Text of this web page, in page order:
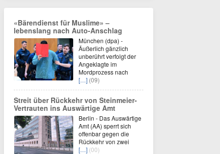
«Bärendienst für Muslime» –
lebenslang nach Auto-Anschlag
München (dpa) -
Äußerlich gänzlich
unberührt verfolgt der
Angeklagte im
Mordprozess nach
[…] (09)
Streit über Rückkehr von Steinmeier-
Vertrauten ins Auswärtige Amt
Berlin - Das Auswärtige
Amt (AA) sperrt sich
offenbar gegen die
Rückkehr von zwei
[…] (00)